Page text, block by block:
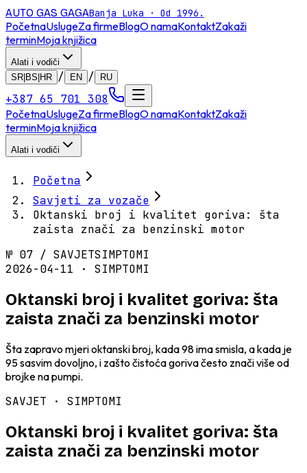
AUTO GAS GAGABanja Luka · Od 1996.
PočetnaUslugeZa firmeBlogO namaKontaktZakaži
terminMoja knjižica
Alati i vodiči
SR|BS|HR
/ EN / RU
+387 65 701 308
PočetnaUslugeZa firmeBlogO namaKontaktZakaži
terminMoja knjižica
Alati i vodiči
Početna
Savjeti za vozače
Oktanski broj i kvalitet goriva: šta
zaista znači za benzinski motor
№ 07 / SAVJETSIMPTOMI
2026-04-11 · SIMPTOMI
Oktanski broj i kvalitet goriva: šta
zaista znači za benzinski motor
Šta zapravo mjeri oktanski broj, kada 98 ima smisla, a kada je
95 sasvim dovoljno, i zašto čistoća goriva često znači više od
brojke na pumpi.
SAVJET · SIMPTOMI
Oktanski broj i kvalitet goriva: šta
zaista znači za benzinski motor